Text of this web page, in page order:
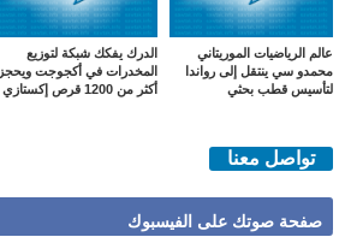
عالم الرياضيات الموريتاني
محمدو سي ينتقل إلى رواندا
لتأسيس قطب بحثي
الدرك يفكك شبكة لتوزيع
المخدرات في أكجوجت ويحجز
أكثر من 1200 قرص إكستازي
تواصل معنا
صفحة صوتك على الفيسبوك